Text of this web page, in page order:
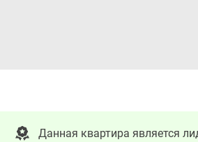
Данная квартира является